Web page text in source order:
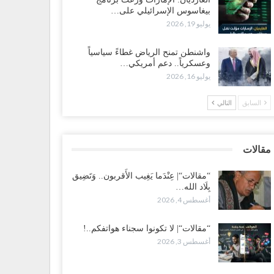
تصعيد غير مسبوق ولأول مرة.. عمرو البيض يهاجم
الثقة معدومة والقوات الجنوبية ستتحرك إذا استمر
3, 2026
تصاعد الخلافات داخل “الرئاسي”.. أعضاء المجلس ينقلبون
العليمي ويلغون قراراته ويضغطون لإقالة مدير…
وغياب الغاز يفاقمان مأساة الأهالي بعدن.. مدينة تغرق
3, 2026
لا تكونوا سجناء هواتفكم..!
بيغاسوس الإسرائيلي على…
يوليو 19, 2026
واشنطن تمنح الرياض غطاءً سياسياً
وعسكرياً.. دعم أمريكي…
يوليو 16, 2026
السابق التالي
مقالات
“مقالات“| عِنْدَما يَغِيب الأَقربون.. وَتَضِيق
بِلَاد الله…
أغسطس 4, 2026
“مقالات“| لا تكونوا سجناء هواتفكم..!
أغسطس 3, 2026